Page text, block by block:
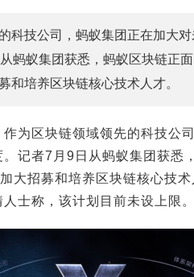
科技公司，蚂蚁集团正在加大
蚂蚁集团获悉，蚂蚁区块链正
和培养区块链核心技术人才。
作为区块链领域领先的科技公
记者7月9日从蚂蚁集团获悉
大招募和培养区块链核心技
士称，该计划目前未设上限。